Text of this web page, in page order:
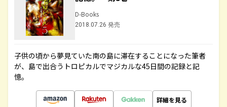
D-Books
2018.07.26 発売
子供の頃から夢見ていた南の島に滞在することになった筆者
が、島で出合うトロピカルでマジカルな45日間の記録と記
憶。
詳細を見る